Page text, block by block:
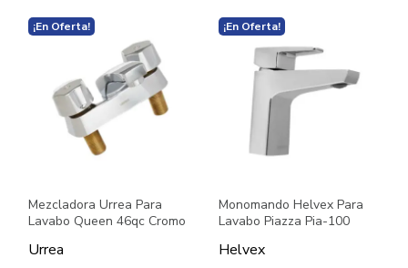
¡En Oferta!
Mezcladora Urrea Para
Lavabo Queen 46qc Cromo
Urrea
¡En Oferta!
Monomando Helvex Para
Lavabo Piazza Pia-100
Helvex